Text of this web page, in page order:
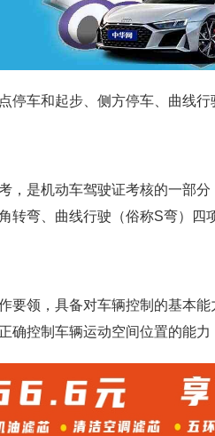
停车和起步、侧方停车、曲线行
，是机动车驾驶证考核的一部
转弯、曲线行驶（俗称S弯）四
要领，具备对车辆控制的基本
确控制车辆运动空间位置的能